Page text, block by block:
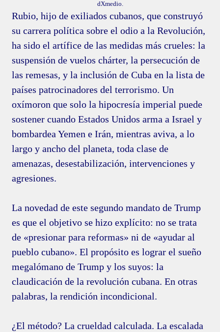
dXmedio.
Rubio, hijo de exiliados cubanos, que construyó
su carrera política sobre el odio a la Revolución,
ha sido el artífice de las medidas más crueles: la
suspensión de vuelos chárter, la persecución de
las remesas, y la inclusión de Cuba en la lista de
países patrocinadores del terrorismo. Un
oxímoron que solo la hipocresía imperial puede
sostener cuando Estados Unidos arma a Israel y
bombardea Yemen e Irán, mientras aviva, a lo
largo y ancho del planeta, toda clase de
amenazas, desestabilización, intervenciones y
agresiones.
La novedad de este segundo mandato de Trump
es que el objetivo se hizo explícito: no se trata
de «presionar para reformas» ni de «ayudar al
pueblo cubano». El propósito es lograr el sueño
megalómano de Trump y los suyos: la
claudicación de la revolución cubana. En otras
palabras, la rendición incondicional.
¿El método? La crueldad calculada. La escalada